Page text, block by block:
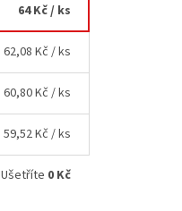
64 Kč/ ks
62,08 Kč / ks
60,80 Kč / ks
59,52 Kč / ks
Ušetříte 0 Kč